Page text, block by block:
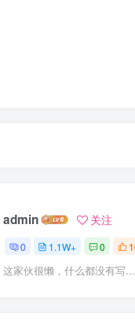
admin 关注
0 1.1W+ 0
这家伙很懒，什么都没有写...